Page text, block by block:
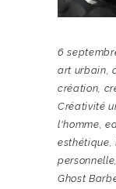
6
art urbain,
création,
Créativité
l'homme,
esthétique,
personnelle
Ghost